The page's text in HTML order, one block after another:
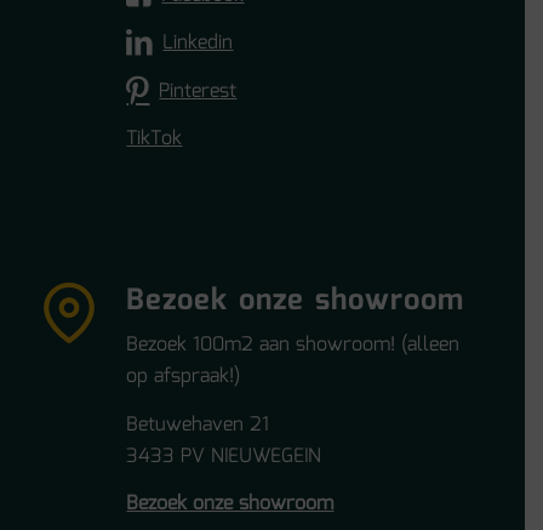
Linkedin
Pinterest
TikTok
Bezoek onze showroom
Bezoek 100m2 aan showroom! (alleen
op afspraak!)
Betuwehaven 21
3433 PV NIEUWEGEIN
Bezoek onze showroom